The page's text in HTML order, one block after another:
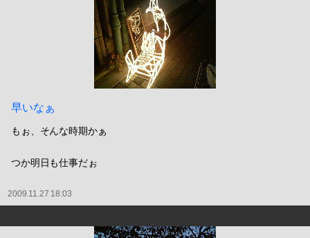
早いなぁ
もぉ、そんな時期かぁ
つか明日も仕事だぉ
2009.11.27 18:03